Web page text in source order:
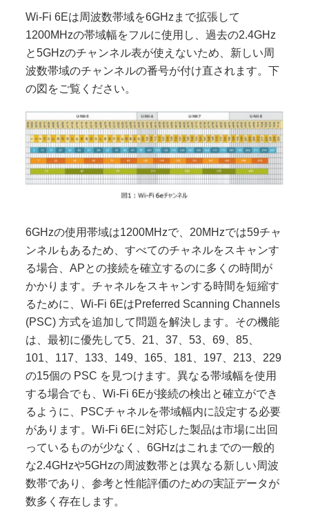
Wi-Fi 6Eは周波数帯域を6GHzまで拡張して
1200MHzの帯域幅をフルに使用し、過去の2.4GHz
と5GHzのチャンネル表が使えないため、新しい周
波数帯域のチャンネルの番号が付け直されます。下
の図をご覧ください。
6GHzの使用帯域は1200MHzで、20MHzでは59チャ
ンネルもあるため、すべてのチャネルをスキャンす
る場合、APとの接続を確立するのに多くの時間が
かかります。チャネルをスキャンする時間を短縮す
るために、Wi-Fi 6EはPreferred Scanning Channels
(PSC) 方式を追加して問題を解決します。その機能
は、最初に優先して5、21、37、53、69、85、
101、117、133、149、165、181、197、213、229
の15個の PSC を見つけます。異なる帯域幅を使用
する場合でも、Wi-Fi 6Eが接続の検出と確立ができ
るように、PSCチャネルを帯域幅内に設定する必要
があります。Wi-Fi 6Eに対応した製品は市場に出回
っているものが少なく、6GHzはこれまでの一般的
な2.4GHzや5GHzの周波数帯とは異なる新しい周波
数帯であり、参考と性能評価のための実証データが
数多く存在します。